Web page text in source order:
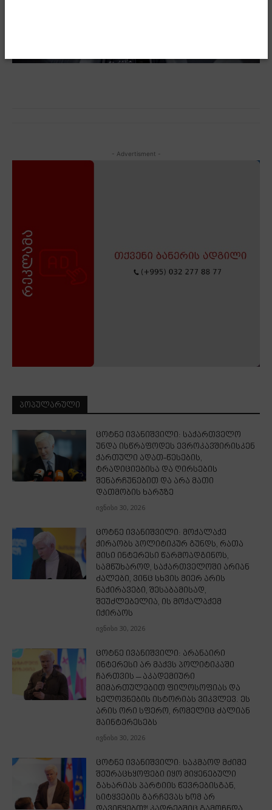
- Advertisment -
ᲞᲝᲞᲣᲚᲐᲠᲣᲚᲘ
ცოტნე ივანიშვილი: საქართველო
უნდა ისწრაფოდეს ევროკავშირისკენ
ქართული ადათ-წესების,
ტრადიციებისა და ღირსების
შენარჩუნებით და არა მათი
დათმობის ხარჯზე
ივნისი 30, 2026
ცოტნე ივანიშვილი: მოქალაქე
ქირაობს პოლიტიკურ გუნდს, რათა
მისი ინტერესი წარმოადგინოს,
სამწუხაროდ, საქართველოში არიან
ძალები, ვინც სხვის მიერ არის
ნაქირავები, შესაბამისად,
შეუძლებელია, ის მოქალაქემ
იქირაოს
ივნისი 30, 2026
ცოტნე ივანიშვილი: არანაირი
ინტერესი არ მაქვს პოლიტიკაში
ჩართვის – აკადემიური
მიმართულებით ფილოსოფიას და
ხელოვნების ისტორიას ვიკვლევ. ეს
არის ორი სფერო, რომელიც ძალიან
მაინტერესებს
ივნისი 30, 2026
ცოტნე ივანიშვილი: საკმაოდ მძიმე
შეურაცხყოფები იყო მიყენებული
გახარიას პარტიის წევრებისგან,
სიტყვების გარჩევას ხომ არ